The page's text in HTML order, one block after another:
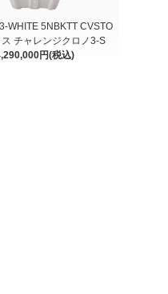
WHITE 5NBKTT CVSTO
チャレンジクロノ3-S
円(税込)